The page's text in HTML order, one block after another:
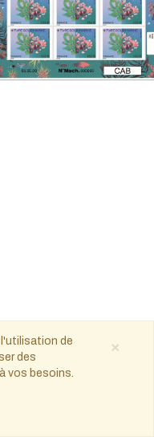
×
de
des
vos besoins.